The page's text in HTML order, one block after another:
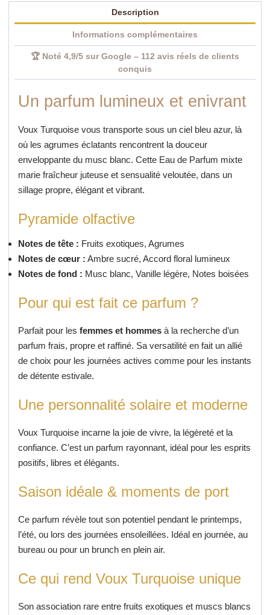
Description
Informations complémentaires
🏆 Noté 4,9/5 sur Google – 112 avis réels de clients
conquis
Un parfum lumineux et enivrant
Voux Turquoise vous transporte sous un ciel bleu azur, là
où les agrumes éclatants rencontrent la douceur
enveloppante du musc blanc. Cette Eau de Parfum mixte
marie fraîcheur juteuse et sensualité veloutée, dans un
sillage propre, élégant et vibrant.
Pyramide olfactive
Notes de tête : Fruits exotiques, Agrumes
Notes de cœur : Ambre sucré, Accord floral lumineux
Notes de fond : Musc blanc, Vanille légère, Notes boisées
Pour qui est fait ce parfum ?
Parfait pour les femmes et hommesà la recherche d’un
parfum frais, propre et raffiné. Sa versatilité en fait un allié
de choix pour les journées actives comme pour les instants
de détente estivale.
Une personnalité solaire et moderne
Voux Turquoise incarne la joie de vivre, la légèreté et la
confiance. C’est un parfum rayonnant, idéal pour les esprits
positifs, libres et élégants.
Saison idéale & moments de port
Ce parfum révèle tout son potentiel pendant le printemps,
l’été, ou lors des journées ensoleillées. Idéal en journée, au
bureau ou pour un brunch en plein air.
Ce qui rend Voux Turquoise unique
Son association rare entre fruits exotiques et muscs blancs